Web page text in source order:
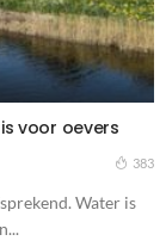
voor oevers
383
Water is